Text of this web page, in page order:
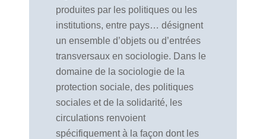
produites par les politiques ou les
institutions, entre pays… désignent
un ensemble d’objets ou d’entrées
transversaux en sociologie. Dans le
domaine de la sociologie de la
protection sociale, des politiques
sociales et de la solidarité, les
circulations renvoient
spécifiquement à la façon dont les